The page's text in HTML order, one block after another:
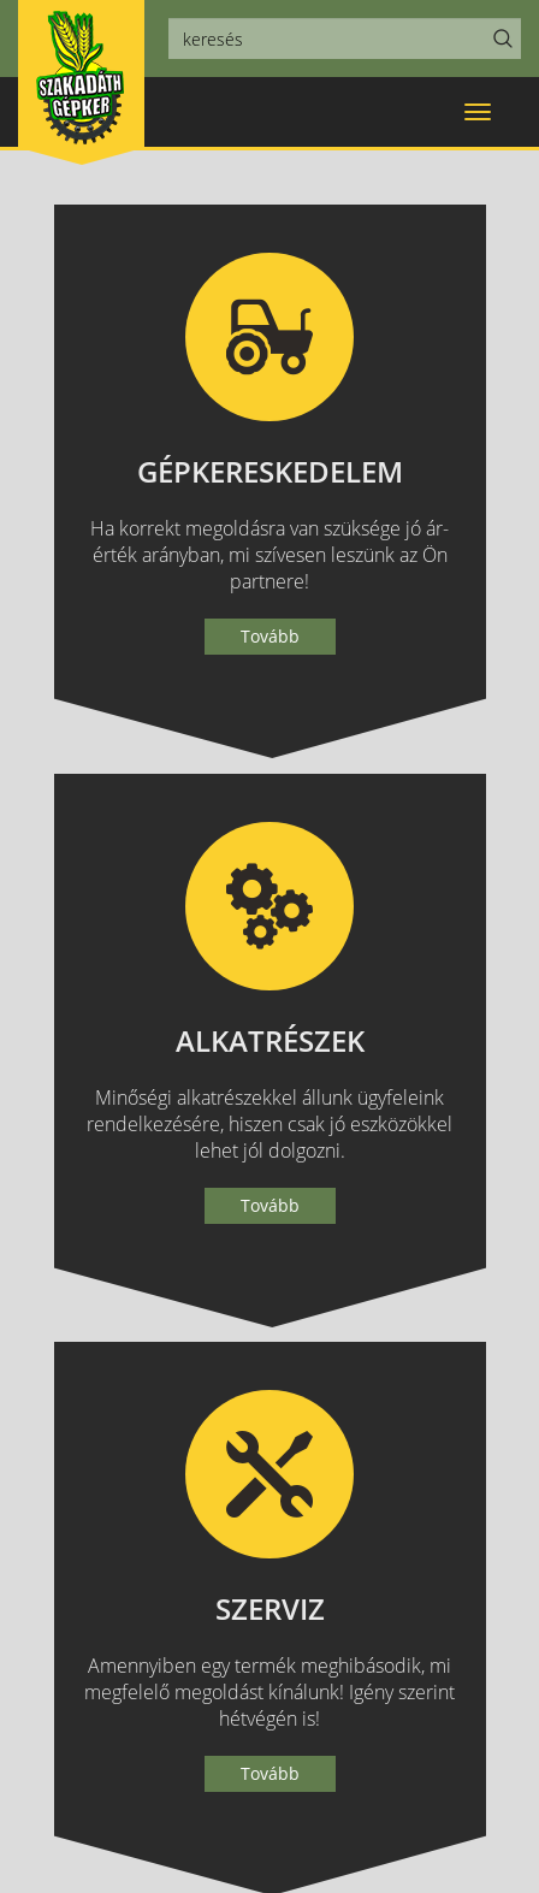
Toggle
GÉPKERESKEDELEM
Ha korrekt megoldásra van szüksége jó ár-
érték arányban, mi szívesen leszünk az Ön
partnere!
Tovább
ALKATRÉSZEK
Minőségi alkatrészekkel állunk ügyfeleink
rendelkezésére, hiszen csak jó eszközökkel
lehet jól dolgozni.
Tovább
SZERVIZ
Amennyiben egy termék meghibásodik, mi
megfelelő megoldást kínálunk! Igény szerint
hétvégén is!
Tovább